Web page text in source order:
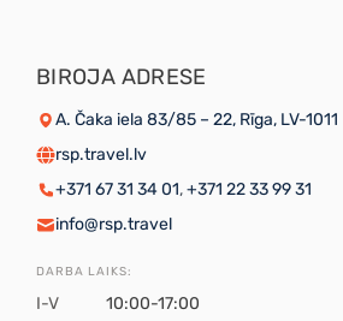
BIROJA ADRESE
A. Čaka iela 83/85 – 22, Rīga, LV-1011
rsp.travel.lv
+371 67 31 34 01,+371 22 33 99 31
info@rsp.travel
DARBA LAIKS:
I-V
10:00-17:00